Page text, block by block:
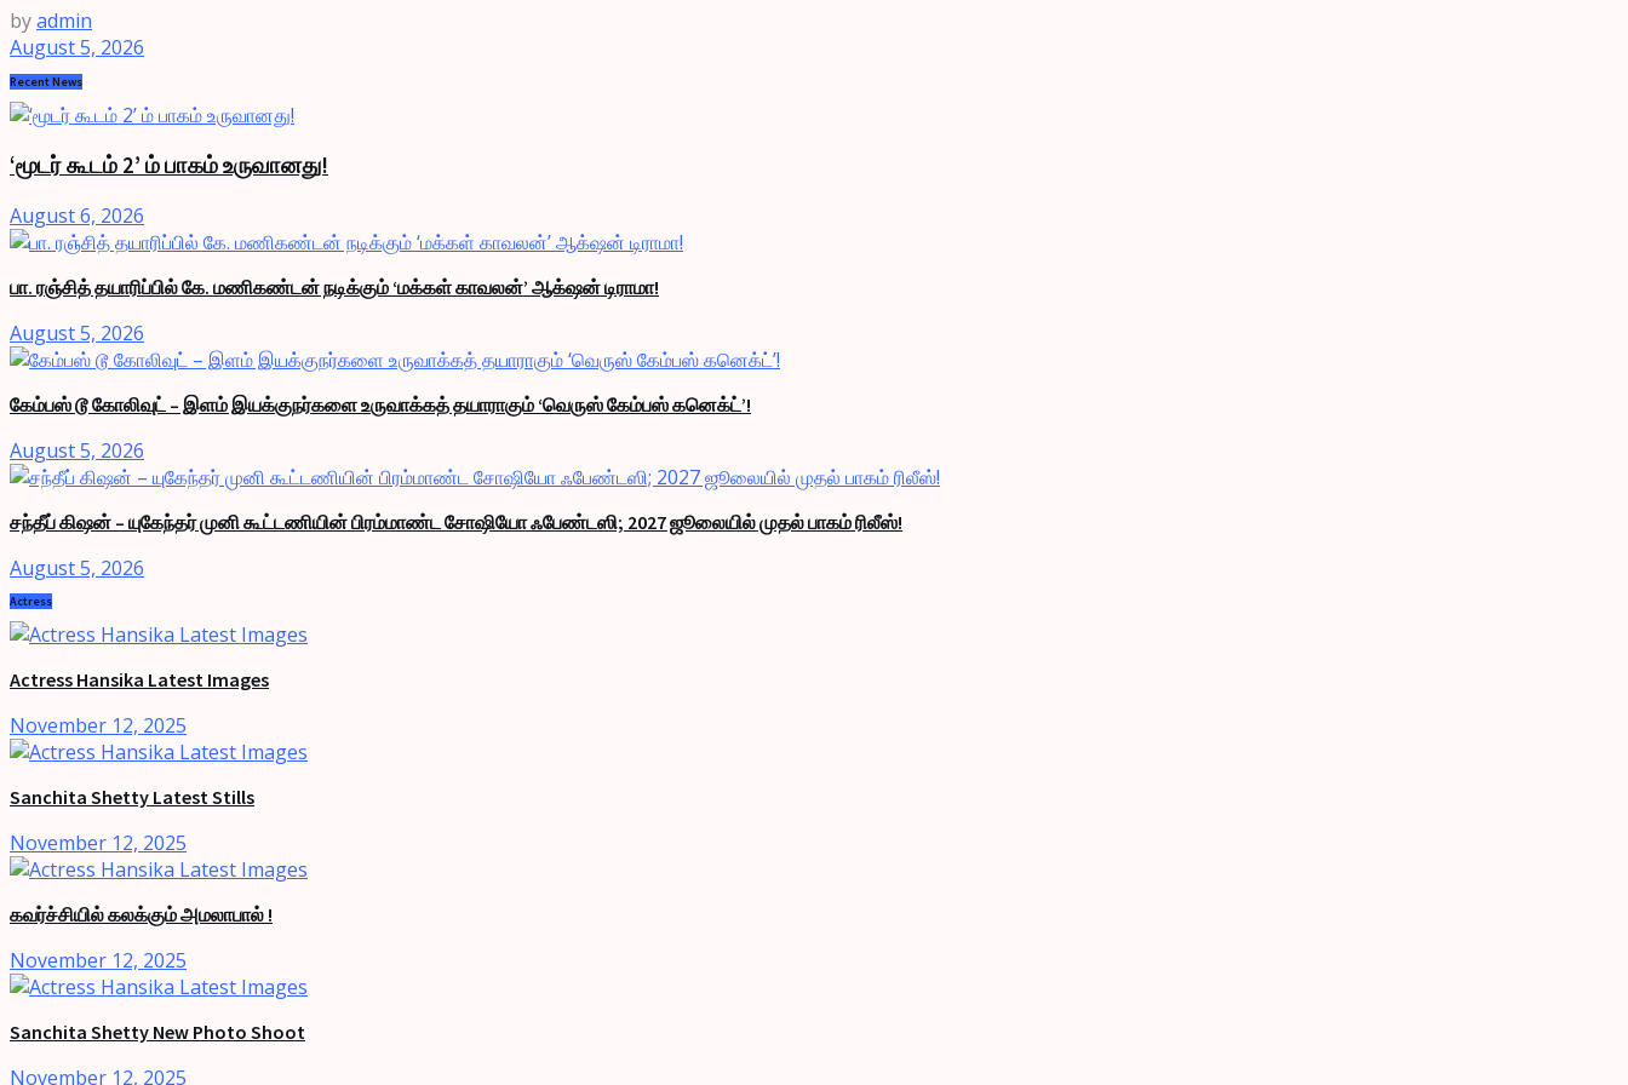
byadmin
August 5, 2026
Recent News
‘மூடர் கூடம் 2’ ம் பாகம் உருவானது!
August 6, 2026
பா. ரஞ்சித் தயாரிப்பில் கே. மணிகண்டன் நடிக்கும் ‘மக்கள் காவலன்’ ஆக்‌ஷன் டிராமா!
August 5, 2026
கேம்பஸ் டூ கோலிவுட் – இளம் இயக்குநர்களை உருவாக்கத் தயாராகும் ‘வெருஸ் கேம்பஸ் கனெக்ட்’!
August 5, 2026
சந்தீப் கிஷன் – யுகேந்தர் முனி கூட்டணியின் பிரம்மாண்ட சோஷியோ ஃபேண்டஸி; 2027 ஜூலையில் முதல் பாகம் ரிலீஸ்!
August 5, 2026
Actress
Actress Hansika Latest Images
November 12, 2025
Sanchita Shetty Latest Stills
November 12, 2025
கவர்ச்சியில் கலக்கும் அமலாபால் !
November 12, 2025
Sanchita Shetty New Photo Shoot
November 12, 2025